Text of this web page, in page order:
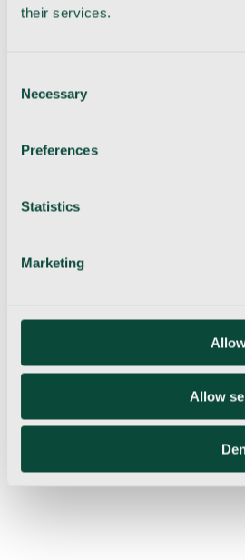
their services.
Selection
Necessary
Preferences
Statistics
Marketing
Allow